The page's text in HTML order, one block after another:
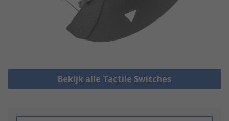
Bekijk alle Tactile Switches